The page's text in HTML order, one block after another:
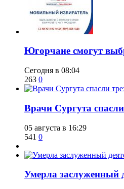
Югорчане смогут
Сегодня в 08:04
263 0
​Врачи Сургута
05 августа в 16:29
541 0
​Умерла